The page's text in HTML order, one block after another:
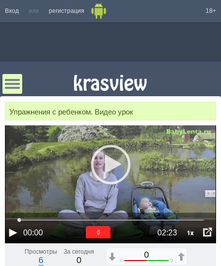
Вход или регистрация 18+
Упражнения с ребенком. Видео урок
00:00 02:23 1x
6
Просмотры
6
За сегодня
0
0
0 0